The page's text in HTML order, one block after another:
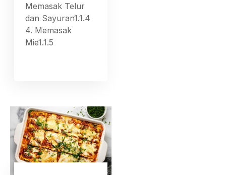
Memasak Telur
dan Sayuran1.1.4
4. Memasak
Mie1.1.5